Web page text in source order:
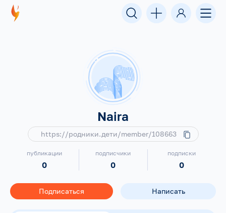
Naira
https://родники.дети/member/108663
публикации
0
подписчики
0
подписки
0
Подписаться Написать